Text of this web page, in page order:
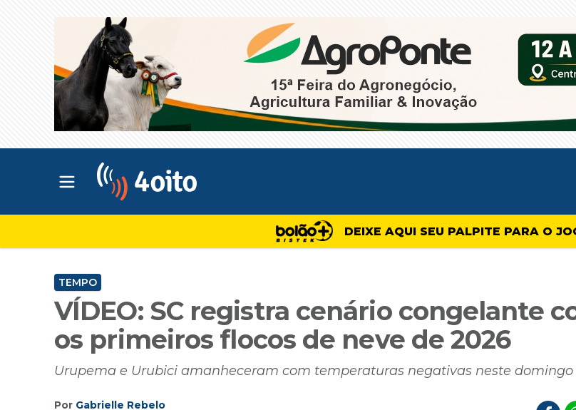
Abrir menu principal
DEIXE AQUI SEU PALPITE PARA O
TEMPO
VÍDEO: SC registra cenário congelante
os primeiros flocos de neve de 2026
Urupema e Urubici amanheceram com temperaturas negativas neste domingo
Por Gabrielle Rebelo